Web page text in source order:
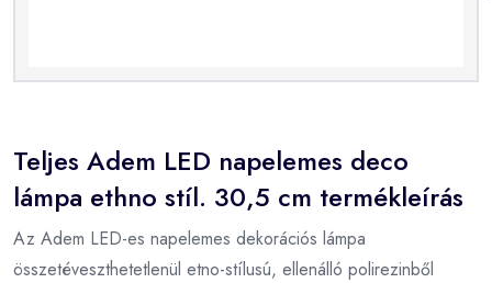
Teljes Adem LED napelemes deco
lámpa ethno stíl. 30,5 cm termékleírás
Az Adem LED-es napelemes dekorációs lámpa
összetéveszthetetlenül etno-stílusú, ellenálló polirezinből